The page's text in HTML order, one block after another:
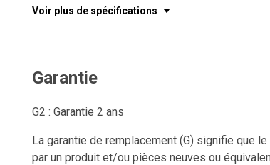
Voir plus de spécifications
Garantie
G2 : Garantie 2 ans
La garantie de remplacement (G) signifie que
par un produit et/ou pièces neuves ou